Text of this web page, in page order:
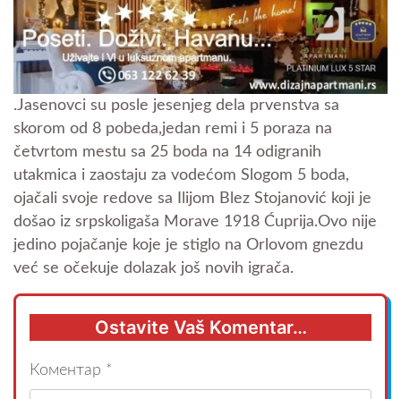
.Jasenovci su posle jesenjeg dela prvenstva sa
skorom od 8 pobeda,jedan remi i 5 poraza na
četvrtom mestu sa 25 boda na 14 odigranih
utakmica i zaostaju za vodećom Slogom 5 boda,
ojačali svoje redove sa Ilijom Blez Stojanović koji je
došao iz srpskoligaša Morave 1918 Ćuprija.Ovo nije
jedino pojačanje koje je stiglo na Orlovom gnezdu
već se očekuje dolazak još novih igrača.
Ostavite Vaš Komentar…
Коментар *